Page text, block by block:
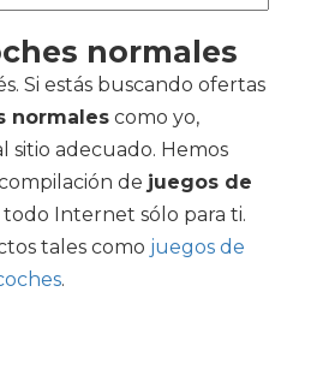
normales
Si estás buscando ofertas
normales como yo,
sitio adecuado. Hemos
de juegos de
Internet sólo para ti.
tales como juegos de
.